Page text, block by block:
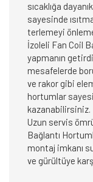
sıcaklığa
sayesinde
terlemeyi
İzoleli Fan Coil
yapmanın
mesafelerde
ve rakor gibi
hortumlar
kazanabilirsiniz.
Uzun servis
Bağlantı
montaj imkanı
ve gürültüye